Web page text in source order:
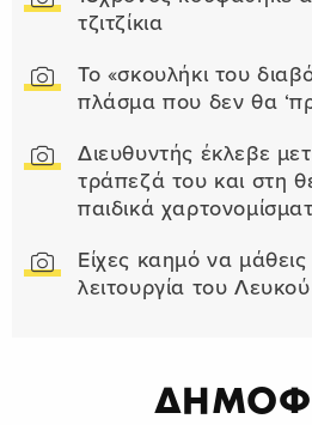
τζιτζίκια
Το «σκουλήκι του
πλάσμα που δεν θα
Διευθυντής έκλεβε
τράπεζά του και στη
παιδικά
Είχες καημό να μάθεις
λειτουργία του